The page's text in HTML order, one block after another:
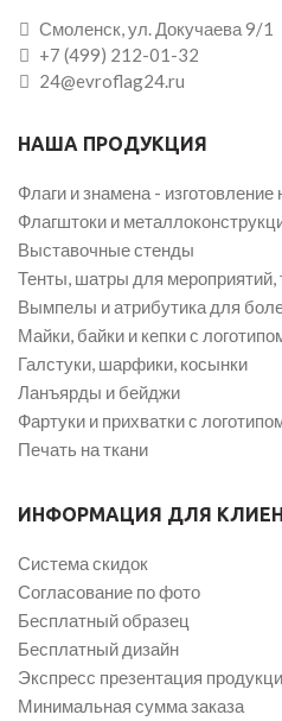
Смоленск, ул. Докучаева 9/1
+7 (499) 212-01-32
24@evroflag24.ru
НАША ПРОДУКЦИЯ
Флаги и знамена - изготовление
Флагштоки и
Выставочные стенды
Тенты, шатры для мероприятий,
Вымпелы и атрибутика для
Майки, байки и кепки с
Галстуки, шарфики, косынки
Ланъярды и бейджи
Фартуки и прихватки с
Печать на ткани
ИНФОРМАЦИЯ ДЛЯ
Система скидок
Согласование по фото
Бесплатный образец
Бесплатный дизайн
Экспресс презентация
Минимальная сумма заказа